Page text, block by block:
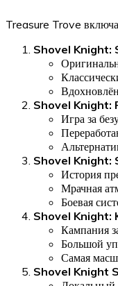
Treasure Trove
Shovel Knight:
Вдохновлён
Shovel Knight:
Игра за
Shovel Knight:
История
Мрачная
Боевая
Shovel Knight:
Кампания
Большой
Самая
Shovel Knight